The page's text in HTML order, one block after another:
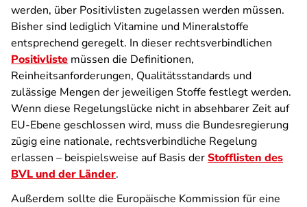
werden, über Positivlisten zugelassen werden müssen.
Bisher sind lediglich Vitamine und Mineralstoffe
entsprechend geregelt. In dieser rechtsverbindlichen
Positivliste müssen die Definitionen,
Reinheitsanforderungen, Qualitätsstandards und
zulässige Mengen der jeweiligen Stoffe festlegt werden.
Wenn diese Regelungslücke nicht in absehbarer Zeit auf
EU-Ebene geschlossen wird, muss die Bundesregierung
zügig eine nationale, rechtsverbindliche Regelung
erlassen – beispielsweise auf Basis derStofflisten des
BVL und der Länder.
Außerdem sollte die Europäische Kommission für eine